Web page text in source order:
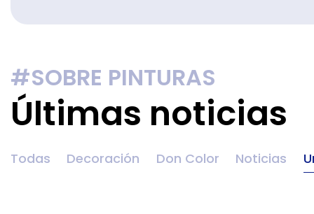
#SOBRE PINTURAS
Últimas noticias
Todas Decoración Don Color Noticias